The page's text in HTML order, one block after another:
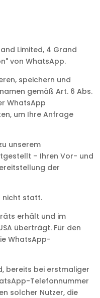
Limited, 4 Grand
von WhatsApp.
speichern und
gemäß Art. 6 Abs.
WhatsApp
um Ihre Anfrage
unserem
– Ihren Vor- und
der
nicht statt.
erhält und im
überträgt. Für den
WhatsApp-
bereits bei erstmaliger
Telefonnummer
solcher Nutzer, die